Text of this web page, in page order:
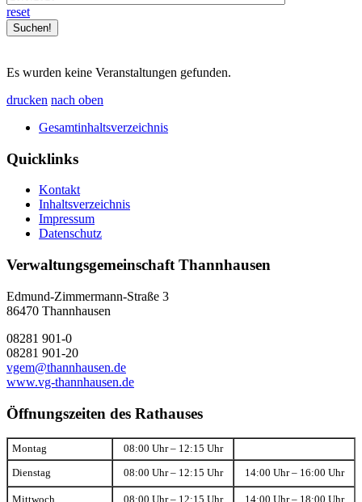
reset
Es wurden keine Veranstaltungen gefunden.
drucken nach oben
Gesamtinhaltsverzeichnis
Quicklinks
Kontakt
Inhaltsverzeichnis
Impressum
Datenschutz
Verwaltungsgemeinschaft Thannhausen
Edmund-Zimmermann-Straße 3
86470 Thannhausen
08281 901-0
08281 901-20
vgem@thannhausen.de
www.vg-thannhausen.de
Öffnungszeiten des Rathauses
Montag 08:00 Uhr – 12:15 Uhr
Dienstag 08:00 Uhr – 12:15 Uhr 14:00 Uhr – 16:00 Uhr